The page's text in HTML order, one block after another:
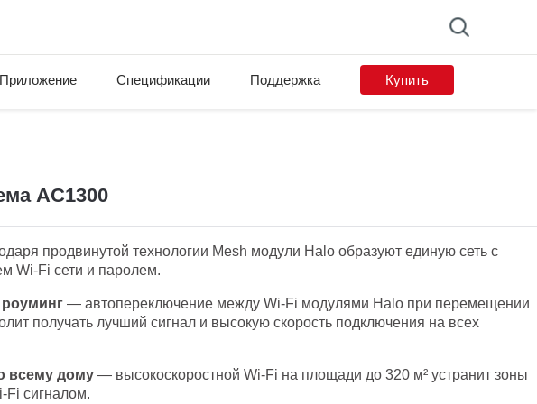
Приложение Спецификации Поддержка Купить
AC1300
продвинутой технологии Mesh модули Halo образуют единую сеть с
Wi-Fi сети и паролем.
— автопереключение между Wi-Fi модулями Halo при перемещении
получать лучший сигнал и высокую скорость подключения на всех
всему дому— высокоскоростной Wi-Fi на площади до 320 м² устранит зоны
Fi сигналом.